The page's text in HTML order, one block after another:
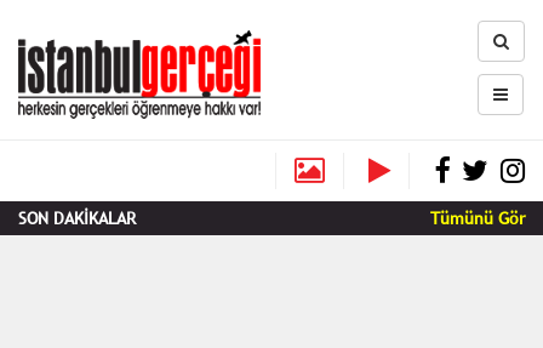
SON DAKİKALAR Tümünü Gör